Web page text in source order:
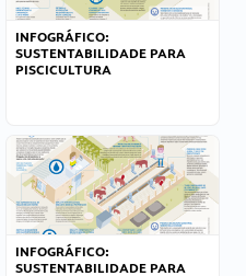
INFOGRÁFICO:
SUSTENTABILIDADE PARA
PISCICULTURA
INFOGRÁFICO:
SUSTENTABILIDADE PARA